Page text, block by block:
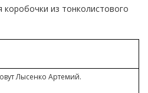
коробочки из тонколистового
Лысенко Артемий.